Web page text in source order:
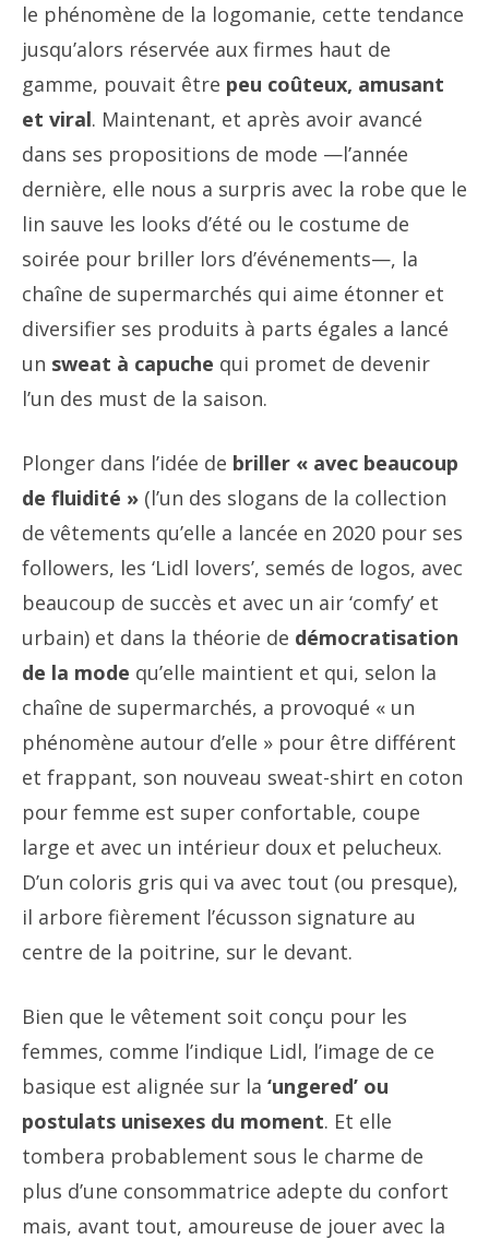
le phénomène de la logomanie, cette tendance
jusqu’alors réservée aux firmes haut de
gamme, pouvait être peu coûteux, amusant
et viral. Maintenant, et après avoir avancé
dans ses propositions de mode —l’année
dernière, elle nous a surpris avec la robe que le
lin sauve les looks d’été ou le costume de
soirée pour briller lors d’événements—, la
chaîne de supermarchés qui aime étonner et
diversifier ses produits à parts égales a lancé
un sweat à capuche qui promet de devenir
l’un des must de la saison.
Plonger dans l’idée de briller « avec beaucoup
de fluidité » (l’un des slogans de la collection
de vêtements qu’elle a lancée en 2020 pour ses
followers, les ‘Lidl lovers’, semés de logos, avec
beaucoup de succès et avec un air ‘comfy’ et
urbain) et dans la théorie de démocratisation
de la mode qu’elle maintient et qui, selon la
chaîne de supermarchés, a provoqué « un
phénomène autour d’elle » pour être différent
et frappant, son nouveau sweat-shirt en coton
pour femme est super confortable, coupe
large et avec un intérieur doux et pelucheux.
D’un coloris gris qui va avec tout (ou presque),
il arbore fièrement l’écusson signature au
centre de la poitrine, sur le devant.
Bien que le vêtement soit conçu pour les
femmes, comme l’indique Lidl, l’image de ce
basique est alignée sur la ‘ungered’ ou
postulats unisexes du moment. Et elle
tombera probablement sous le charme de
plus d’une consommatrice adepte du confort
mais, avant tout, amoureuse de jouer avec la